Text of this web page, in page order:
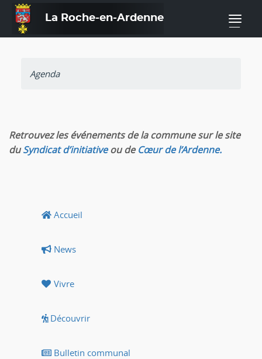
La Roche-en-Ardenne —
Agenda
Retrouvez les événements de la commune sur le site
duSyndicat d’initiativeou deCœur de l’Ardenne.
Accueil
News
Vivre
Découvrir
Bulletin communal